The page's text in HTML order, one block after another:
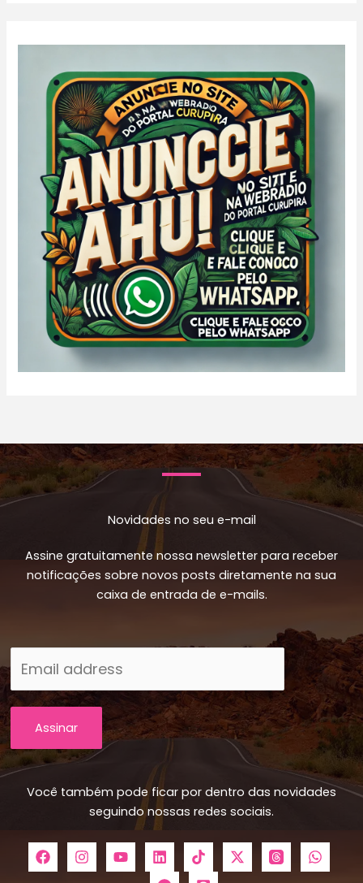
Novidades no seu e-mail
Assine gratuitamente nossa newsletter para receber
notificações sobre novos posts diretamente na sua
caixa de entrada de e-mails.
Assinar
Você também pode ficar por dentro das novidades
seguindo nossas redes sociais.